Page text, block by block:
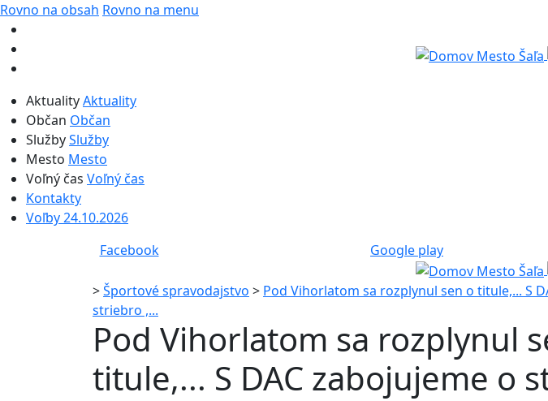
Rovno na obsah Rovno na menu
AktualityAktuality
Občan Občan
SlužbySlužby
Mesto Mesto
Voľný čas Voľný čas
Kontakty
Voľby 24.10.2026
Facebook Google play
>Športové spravodajstvo > Pod Vihorlatom sa rozplynul sen o titule,... S
striebro ,...
Pod Vihorlatom sa rozplynul
titule,... S DAC zabojujeme o